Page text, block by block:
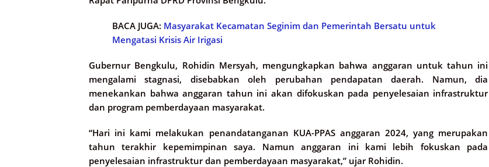
BACA JUGA: Masyarakat Kecamatan Seginim dan Pemerintah Bersatu untuk
Mengatasi Krisis Air Irigasi
Gubernur Bengkulu, Rohidin Mersyah, mengungkapkan bahwa anggaran untuk tahun ini
mengalami stagnasi, disebabkan oleh perubahan pendapatan daerah. Namun, dia
menekankan bahwa anggaran tahun ini akan difokuskan pada penyelesaian infrastruktur
dan program pemberdayaan masyarakat.
“Hari ini kami melakukan penandatanganan KUA-PPAS anggaran 2024, yang merupakan
tahun terakhir kepemimpinan saya. Namun anggaran ini kami lebih fokuskan pada
penyelesaian infrastruktur dan pemberdayaan masyarakat,” ujar Rohidin.